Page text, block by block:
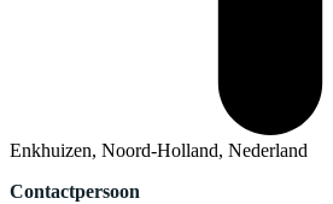
Enkhuizen, Noord-Holland, Nederland
Contactpersoon